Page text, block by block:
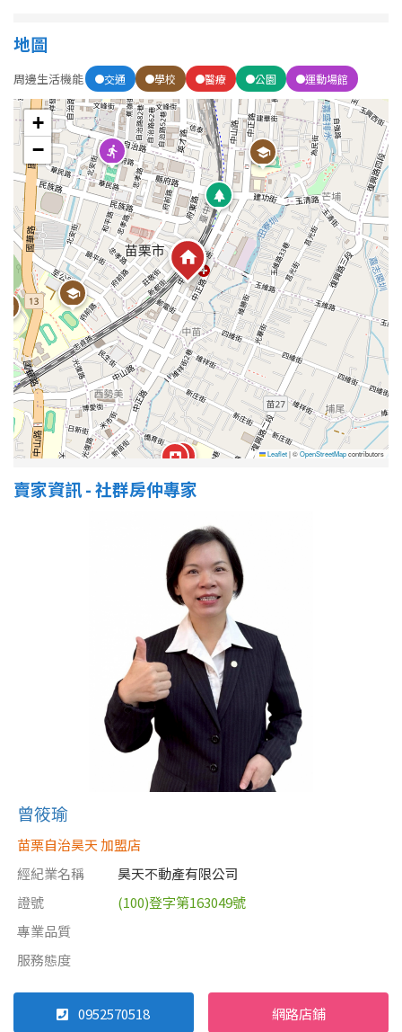
屋齡
5 年以下
5-10 年 10-20 年
20-30 年 30-40 年
40 年以上
售價
地圖
周邊生活機能 交通 學校 醫療 公園 運動場館
+
−
Leaflet|©OpenStreetMapcontributors
賣家資訊 - 社群房仲專家
曾筱瑜
苗栗自治昊天 加盟店
經紀業名稱
昊天不動產有限公司
證號
(100)登字第163049號
專業品質
服務態度
0952570518 網路店鋪